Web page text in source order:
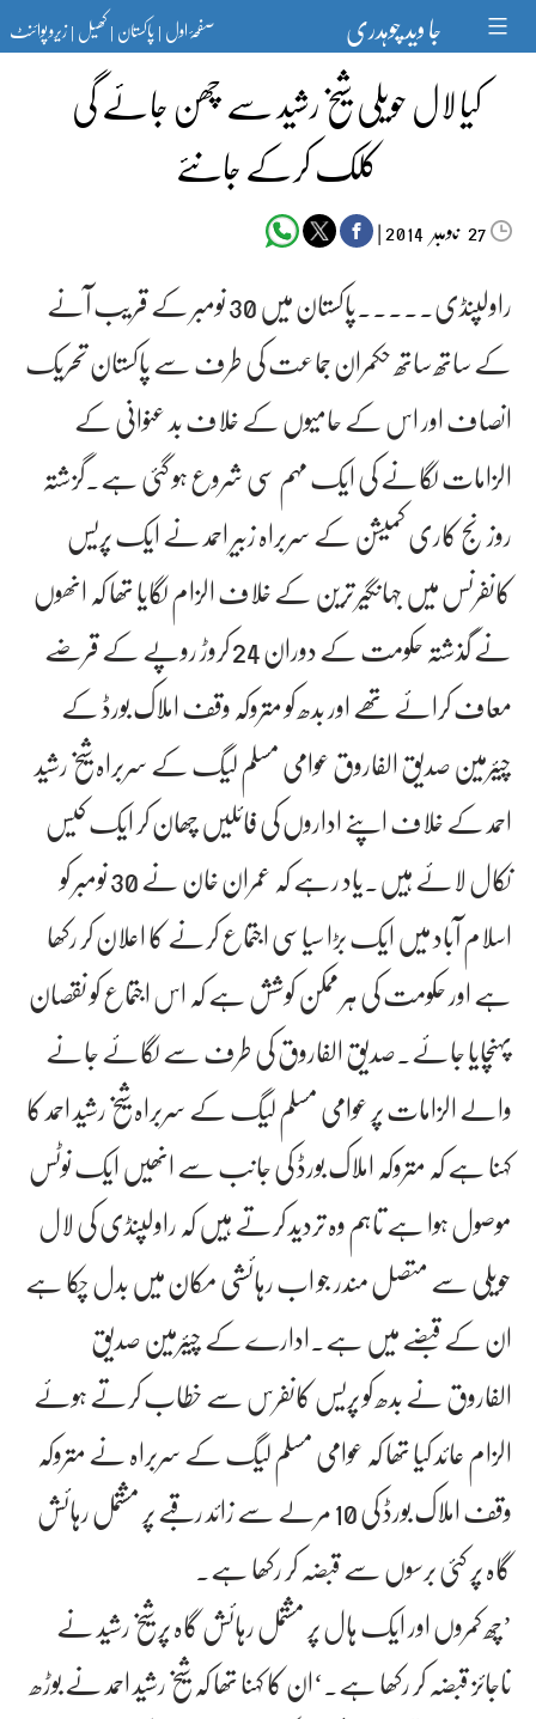
content جا وید چوہدری صفحۂ اول|پاکستان|کھیل|زیرو پوائنٹ
کیا لال حویلی شیخ رشید سے چھن جائے گی
کلک کرکے جانئے
27‬‮نومبر‬‮ |
راولپنڈی۔۔۔۔۔پاکستان میں 30 نومبر کے قریب آنے
کے ساتھ ساتھ حکمران جماعت کی طرف سے پاکستان تحریک
انصاف اور اس کے حامیوں کے خلاف بد عنوانی کے
الزامات لگانے کی ایک مہم سی شروع ہو گئی ہے۔گزشتہ
روز نج کاری کمیشن کے سربراہ زبیر احمد نے ایک پریس
کانفرنس میں جہانگیر ترین کے خلاف الزام لگایا تھا کہ انھوں
نے گذشتہ حکومت کے دوران 24 کروڑ روپے کے قرضے
معاف کرائے تھے اور بدھ کو متروکہ وقف املاک بورڈ کے
چیئرمین صدیق الفاروق عوامی مسلم لیگ کے سربراہ شیخ رشید
احمد کے خلاف اپنے اداروں کی فائلیں چھان کر ایک کیس
نکال لائے ہیں۔یاد رہے کہ عمران خان نے 30 نومبر کو
اسلام آباد میں ایک بڑا سیاسی اجتماع کرنے کا اعلان کر رکھا
ہے اور حکومت کی ہر ممکن کوشش ہے کہ اس اجتماع کو نقصان
پہنچایا جائے۔صدیق الفاروق کی طرف سے لگائے جانے
والے الزامات پر عوامی مسلم لیگ کے سربراہ شیخ رشید احمد کا
کہنا ہے کہ متروکہ املاک بورڈ کی جانب سے انھیں ایک نوٹس
موصول ہوا ہے تاہم وہ تردید کرتے ہیں کہ راولپنڈی کی لال
حویلی سے متصل مندر جو اب رہائشی مکان میں بدل چکا ہے
ان کے قبضے میں ہے۔ادارے کے چیئرمین صدیق
الفاروق نے بدھ کو پریس کانفرس سے خطاب کرتے ہوئے
الزام عائد کیا تھا کہ عوامی مسلم لیگ کے سربراہ نے متروکہ
وقف املاک بورڈ کی 10 مرلے سے زائد رقبے پر مشتمل رہائش
گاہ پر کئی برسوں سے قبضہ کر رکھا ہے۔
’چھ کمروں اور ایک ہال پر مشتمل رہائش گاہ پر شیخ رشید نے
ناجائز قبضہ کر رکھا ہے۔‘ان کا کہنا تھا کہ شیخ رشید احمد نے بوڑھ